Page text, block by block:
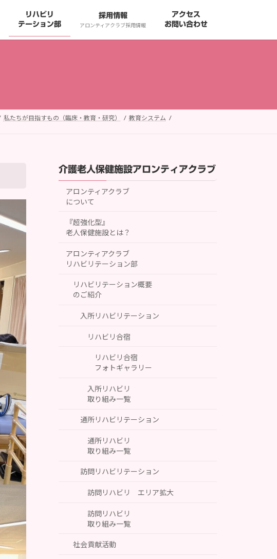
リハビリ
テーション部
採用情報
アロンティアクラブ採用情報
アクセス
お問い合わせ
私たちが目指すもの（臨床・教育・研究）
教育システム
介護老人保健施設アロンティアクラブ
アロンティアクラブ
について
『超強化型』
老人保健施設とは？
アロンティアクラブ
リハビリテーション部
リハビリテーション概要
のご紹介
入所リハビリテーション
リハビリ合宿
リハビリ合宿
フォトギャラリー
入所リハビリ
取り組み一覧
通所リハビリテーション
通所リハビリ
取り組み一覧
訪問リハビリテーション
訪問リハビリ エリア拡大
訪問リハビリ
取り組み一覧
社会貢献活動